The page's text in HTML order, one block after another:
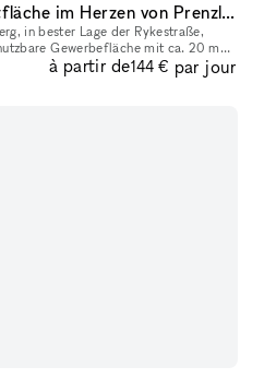
Attraktive Shop- & Eventfläche im Herzen von Prenzlauer Berg – Rykestraße
in bester Lage der Rykestraße,
Gewerbefläche mit ca. 20 m²
ist ein Teil eines grö
à partir de144 € par jour